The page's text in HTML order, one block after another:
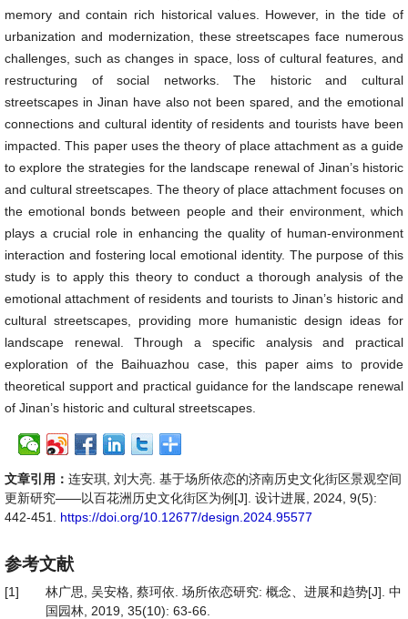
memory and contain rich historical values. However, in the tide of
urbanization and modernization, these streetscapes face numerous
challenges, such as changes in space, loss of cultural features, and
restructuring of social networks. The historic and cultural
streetscapes in Jinan have also not been spared, and the emotional
connections and cultural identity of residents and tourists have been
impacted. This paper uses the theory of place attachment as a guide
to explore the strategies for the landscape renewal of Jinan’s historic
and cultural streetscapes. The theory of place attachment focuses on
the emotional bonds between people and their environment, which
plays a crucial role in enhancing the quality of human-environment
interaction and fostering local emotional identity. The purpose of this
study is to apply this theory to conduct a thorough analysis of the
emotional attachment of residents and tourists to Jinan’s historic and
cultural streetscapes, providing more humanistic design ideas for
landscape renewal. Through a specific analysis and practical
exploration of the Baihuazhou case, this paper aims to provide
theoretical support and practical guidance for the landscape renewal
of Jinan’s historic and cultural streetscapes.
文章引用： 连安琪, 刘大亮. 基于场所依恋的济南历史文化街区景观空间
更新研究——以百花洲历史文化街区为例[J]. 设计进展, 2024, 9(5):
442-451. https://doi.org/10.12677/design.2024.95577
参考文献
[1]
林广思, 吴安格, 蔡珂依. 场所依恋研究: 概念、进展和趋势[J]. 中
国园林, 2019, 35(10): 63-66.